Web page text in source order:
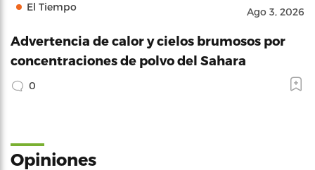
El Tiempo Ago 3, 2026
Advertencia de calor y cielos brumosos por
concentraciones de polvo del Sahara
0
Opiniones